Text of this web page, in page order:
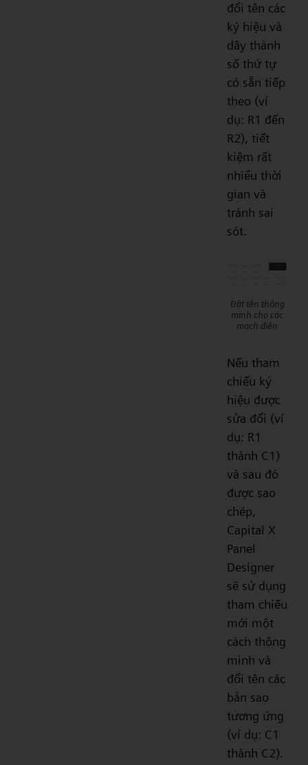
đổi tên các
ký hiệu và
dây thành
số thứ tự
có sẵn tiếp
theo (ví
dụ: R1 đến
R2), tiết
kiệm rất
nhiều thời
gian và
tránh sai
sót.
Đặt tên thông
minh cho các
mạch điện
Nếu tham
chiếu ký
hiệu được
sửa đổi (ví
dụ: R1
thành C1)
và sau đó
được sao
chép,
Capital X
Panel
Designer
sẽ sử dụng
tham chiếu
mới một
cách thông
minh và
đổi tên các
bản sao
tương ứng
(ví dụ: C1
thành C2).